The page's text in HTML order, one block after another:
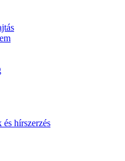
hírszerzés